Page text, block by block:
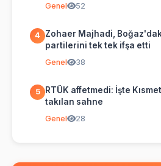
Genel 52
4
Zohaer Majhadi,
partilerini tek tek ifşa etti
Genel 38
5
RTÜK affetmedi: İşte
takılan sahne
Genel 28